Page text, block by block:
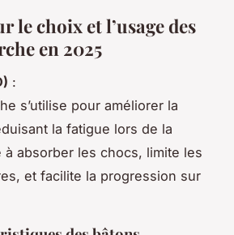
le choix et l’usage des
en 2025
:
s’utilise pour améliorer la
la fatigue lors de la
à absorber les chocs, limite les
et facilite la progression sur